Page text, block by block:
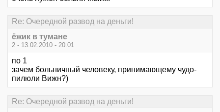
Re: Очередной развод на деньги!
ёжик в тумане
2 - 13.02.2010 - 20:01
по 1
зачем больничный человеку, принимающему чудо-
пилюли Вижн?)
Re: Очередной развод на деньги!